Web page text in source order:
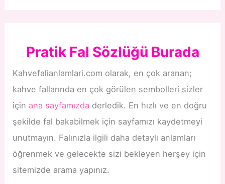
Pratik Fal Sözlüğü Burada
Kahvefalianlamlari.com olarak, en çok aranan;
kahve fallarında en çok görülen sembolleri sizler
için ana sayfamızda derledik. En hızlı ve en doğru
şekilde fal bakabilmek için sayfamızı kaydetmeyi
unutmayın. Falınızla ilgili daha detaylı anlamları
öğrenmek ve gelecekte sizi bekleyen herşey için
sitemizde arama yapınız.